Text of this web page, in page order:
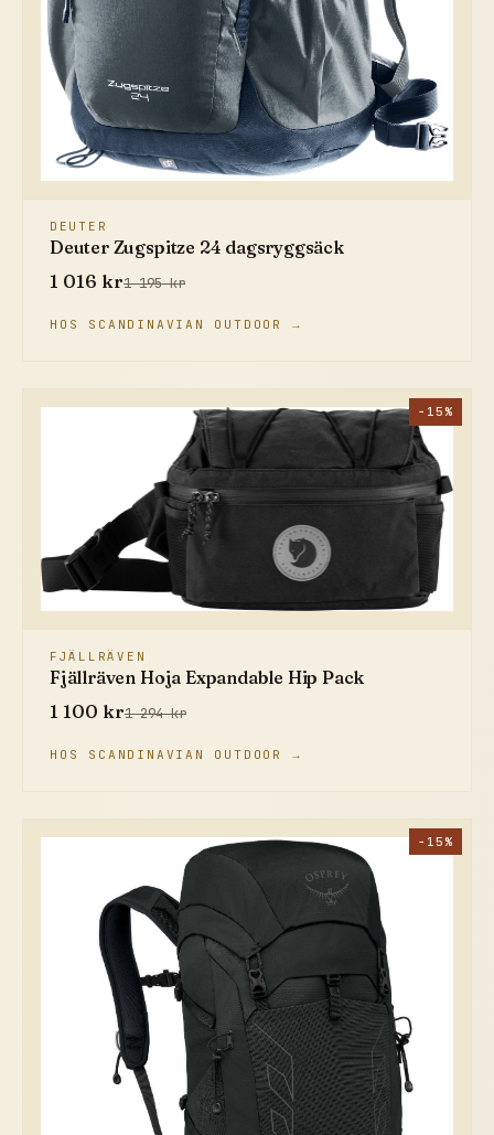
DEUTER
Deuter Zugspitze 24 dagsryggsäck
1 016 kr1 195 kr
HOS SCANDINAVIAN OUTDOOR →
−15%
FJÄLLRÄVEN
Fjällräven Hoja Expandable Hip Pack
1 100 kr1 294 kr
HOS SCANDINAVIAN OUTDOOR →
−15%